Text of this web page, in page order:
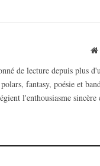
de lecture depuis plus
fantasy, poésie et
l'enthousiasme